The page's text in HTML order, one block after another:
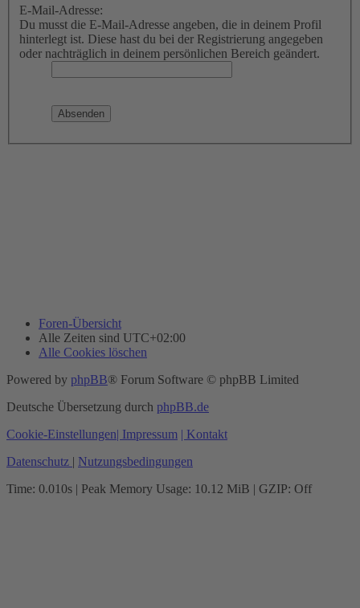
E-Mail-Adresse:
Du musst die E-Mail-Adresse angeben, die in deinem Profil
hinterlegt ist. Diese hast du bei der Registrierung angegeben
oder nachträglich in deinem persönlichen Bereich geändert.
Foren-Übersicht
Alle Zeiten sind UTC+02:00
Alle Cookies löschen
Powered by phpBB® Forum Software © phpBB Limited
Deutsche Übersetzung durch phpBB.de
Cookie-Einstellungen| Impressum | Kontakt
Datenschutz | Nutzungsbedingungen
Time: 0.010s | Peak Memory Usage: 10.12 MiB | GZIP: Off